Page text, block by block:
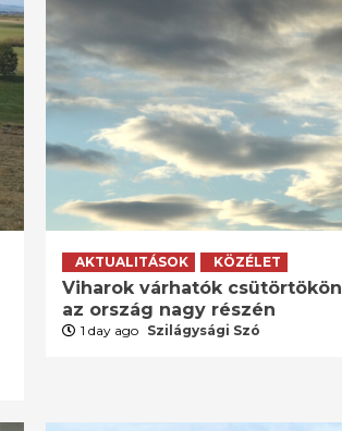
AKTUALITÁSOK KÖZÉLET
Viharok várhatók csütörtökön
az ország nagy részén
1 day ago Szilágysági Szó